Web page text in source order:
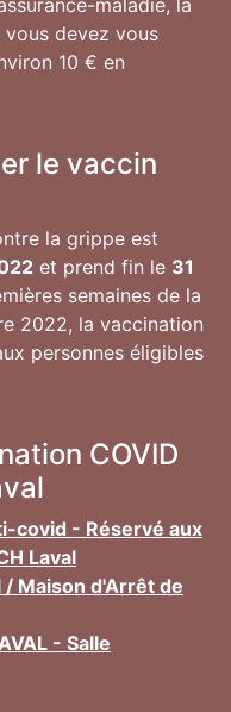
maladie, la
devez vous
10 € en
le vaccin
la grippe est
et prend fin le 31
semaines de la
2022, la vaccination
personnes éligibles
COVID
covid - Réservé aux
Laval
Maison d'Arrêt de
- Salle